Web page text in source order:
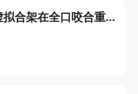
电子面弓和虚拟合架在全口咬合重建中的应用